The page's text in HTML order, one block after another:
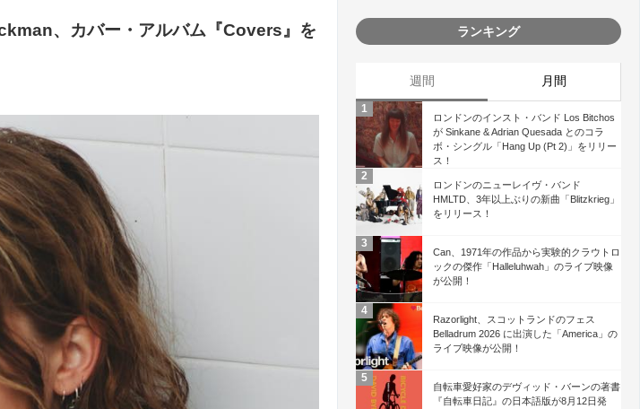
、カバー・アルバム『Covers』を
ランキング
週間 月間
ロンドンのインスト・バンド Los Bitchos
が Sinkane & Adrian Quesada とのコラ
ボ・シングル「Hang Up (Pt 2)」をリリー
ス！
ロンドンのニューレイヴ・バンド
HMLTD、3年以上ぶりの新曲「Blitzkrieg」
をリリース！
Can、1971年の作品から実験的クラウトロ
ックの傑作「Halleluhwah」のライブ映像
が公開！
Razorlight、スコットランドのフェス
Belladrum 2026 に出演した「America」の
ライブ映像が公開！
自転車愛好家のデヴィッド・バーンの著書
『自転車日記』の日本語版が8月12日発